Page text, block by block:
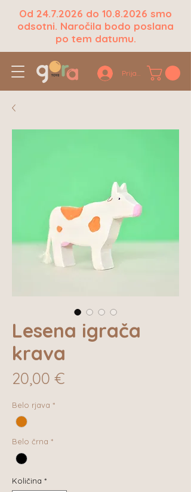
Prijava
Od 24.7.2026 do 10.8.2026 smo
odsotni. Naročila bodo poslana
po tem datumu.
Lesena igrača
krava
20,00 €
Belo rjava *
Belo črna *
Količina *